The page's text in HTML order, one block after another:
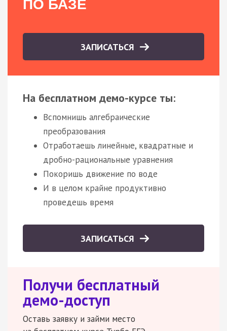
ПО БАЗЕ
ЗАПИСАТЬСЯ
На бесплатном демо-курсе ты:
Вспомнишь алгебраические
преобразования
Отработаешь линейные, квадратные и
дробно-рациональные уравнения
Покоришь движение по воде
И в целом крайне продуктивно
проведешь время
ЗАПИСАТЬСЯ
Получи бесплатный
демо-доступ
Оставь заявку и займи место